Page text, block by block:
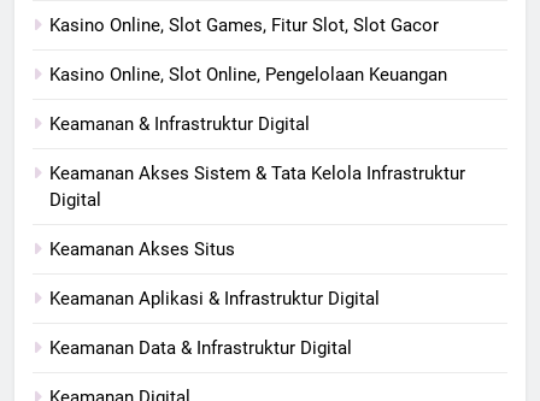
Kasino Online, Slot Games, Fitur Slot, Slot Gacor
Kasino Online, Slot Online, Pengelolaan Keuangan
Keamanan & Infrastruktur Digital
Keamanan Akses Sistem & Tata Kelola Infrastruktur
Digital
Keamanan Akses Situs
Keamanan Aplikasi & Infrastruktur Digital
Keamanan Data & Infrastruktur Digital